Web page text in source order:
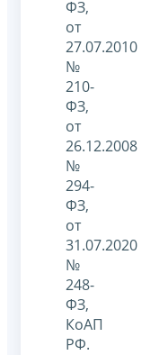
ФЗ,
от
27.07.2010
№
210-
ФЗ,
от
26.12.2008
№
294-
ФЗ,
от
31.07.2020
№
248-
ФЗ,
КоАП
РФ.